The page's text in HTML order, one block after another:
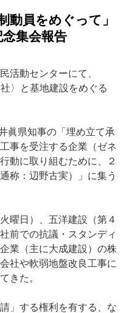
動員をめぐって」
集会報告
活動センターにて、
〉と基地建設をめぐる
眞県知事の「埋め立て承
事を受注する企業（ゼネ
動に取り組むために、２
称：辺野古実）」に集う
曜日）、五洋建設（第４
前での抗議・スタンディ
業（主に大成建設）の株
社や軟弱地盤改良工事に
きた。
」する権利を有する、な